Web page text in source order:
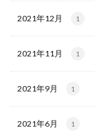
2021年12月 1
2021年11月 1
2021年9月 1
2021年6月 1